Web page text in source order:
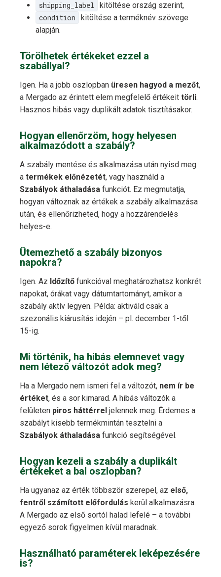
shipping_label
kitöltése ország szerint,
condition
kitöltése a terméknév szövege
alapján.
Törölhetek értékeket ezzel a
szabállyal?
Igen. Ha a jobb oszlopban üresen hagyod a mezőt,
a Mergado az érintett elem megfelelő értékeit törli.
Hasznos hibás vagy duplikált adatok tisztításakor.
Hogyan ellenőrzöm, hogy helyesen
alkalmazódott a szabály?
A szabály mentése és alkalmazása után nyisd meg
a termékek előnézetét, vagy használd a
Szabályok áthaladása funkciót. Ez megmutatja,
hogyan változnak az értékek a szabály alkalmazása
után, és ellenőrizheted, hogy a hozzárendelés
helyes-e.
Ütemezhető a szabály bizonyos
napokra?
Igen. Az Időzítő funkcióval meghatározhatsz konkrét
napokat, órákat vagy dátumtartományt, amikor a
szabály aktív legyen. Példa: aktiváld csak a
szezonális kiárusítás idején – pl. december 1-től
15-ig.
Mi történik, ha hibás elemnevet vagy
nem létező változót adok meg?
Ha a Mergado nem ismeri fel a változót, nem ír be
értéket, és a sor kimarad. A hibás változók a
felületen piros háttérrel jelennek meg. Érdemes a
szabályt kisebb termékmintán tesztelni a
Szabályok áthaladása funkció segítségével.
Hogyan kezeli a szabály a duplikált
értékeket a bal oszlopban?
Ha ugyanaz az érték többször szerepel, az első,
fentről számított előfordulás kerül alkalmazásra.
A Mergado az első sortól halad lefelé – a további
egyező sorok figyelmen kívül maradnak.
Használható paraméterek leképezésére
is?